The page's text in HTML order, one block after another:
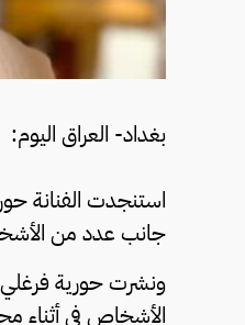
بغداد- العراق اليوم:
استنجدت الفنانة
جانب عدد من
ونشرت حورية
الأشخاص في أثناء